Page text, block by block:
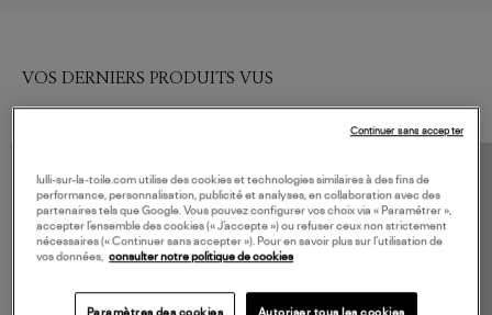
VOS DERNIERS PRODUITS VUS
lulli-sur-la-toile.com utilise des cookies et technologies similaires à des fins de
performance, personnalisation, publicité et analyses, en collaboration avec des
partenaires tels que Google. Vous pouvez configurer vos choix via « Paramétrer »,
accepter l’ensemble des cookies (« J’accepte ») ou refuser ceux non strictement
nécessaires (« Continuer sans accepter »). Pour en savoir plus sur l’utilisation de
vos données, consulter notre politique de cookies
Continuer sans accepter